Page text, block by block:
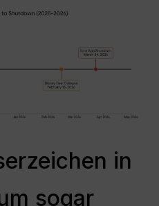
in
sogar